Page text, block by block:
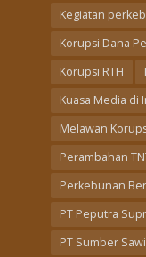
Kegiatan
Korupsi Dana
Korupsi RTH
Kuasa Media di
Melawan
Perambahan
Perkebunan
PT Peputra
PT Sumber